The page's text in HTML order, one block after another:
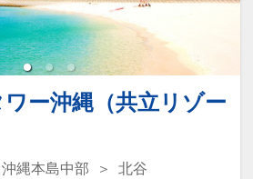
は滞在中駐車場代金不
き１台まで ／ 通常１日
は滞在中夕食１回付
早期申込割引は適用され
用はできません。
ご旅行代金は、カレンダ
ただいた後表示される
確認画面」でご確認くだ
ー沖縄（共立リゾー
沖縄本島中部
北谷